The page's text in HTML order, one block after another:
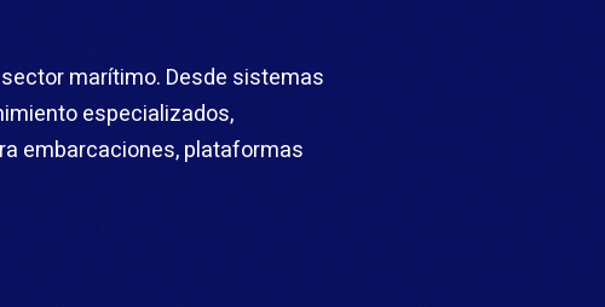
marítimo. Desde sistemas
especializados,
embarcaciones, plataformas